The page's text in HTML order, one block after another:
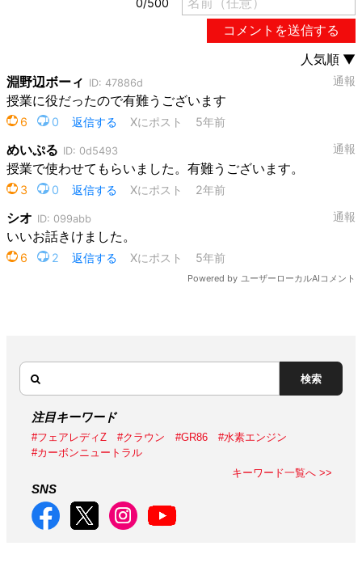
検索
注目キーワード
#フェアレディZ #クラウン #GR86
#水素エンジン
#カーボンニュートラル
キーワード一覧へ >>
SNS